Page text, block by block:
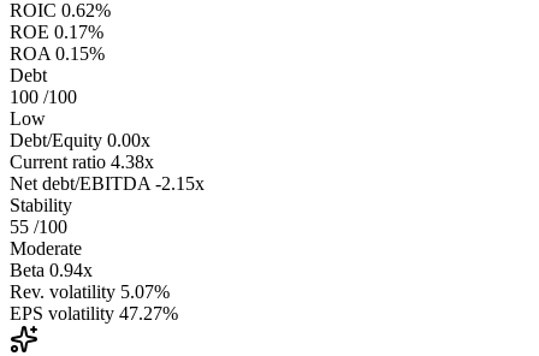
ROIC 0.62%
ROE 0.17%
ROA 0.15%
Debt
100 /100
Low
Debt/Equity 0.00x
Current ratio 4.38x
Net debt/EBITDA -2.15x
Stability
55 /100
Moderate
Beta 0.94x
Rev. volatility 5.07%
EPS volatility 47.27%